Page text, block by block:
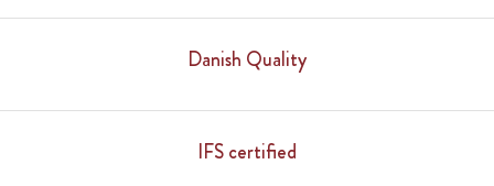
Danish Quality
IFS certified